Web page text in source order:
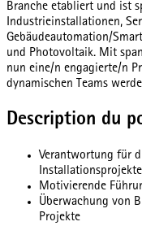
Branche etabliert und ist
Industrieinstallationen,
Gebäudeautomation/
und Photovoltaik. Mit
nun eine/n engagierte/n
dynamischen Teams
Description du
Verantwortung für
Motivierende
Überwachung von
Projekte